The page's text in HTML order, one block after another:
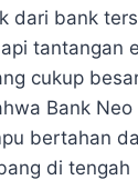
dari bank
tantangan
cukup
Bank Neo
bertahan
di tengah